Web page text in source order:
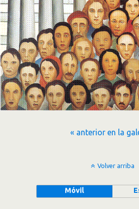
« anterior en la
Volver arriba
Móvil